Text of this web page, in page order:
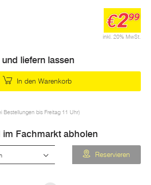
inkl. 20% MwSt.
€299
liefern lassen
In den Warenkorb
Bestellungen bis Freitag 11 Uhr)
im Fachmarkt abholen
Reservieren